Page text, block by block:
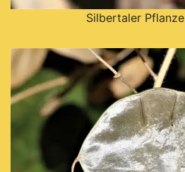
Silbertaler